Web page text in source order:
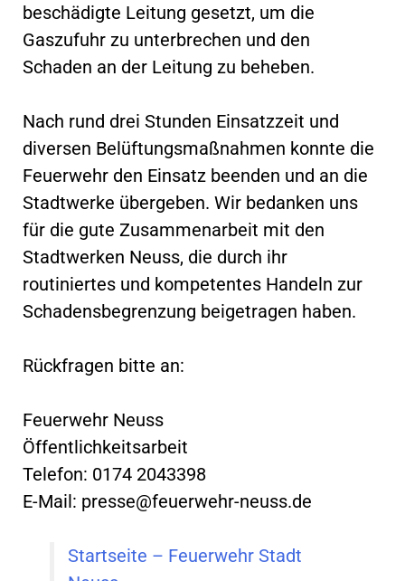
beschädigte Leitung gesetzt, um die
Gaszufuhr zu unterbrechen und den
Schaden an der Leitung zu beheben.
Nach rund drei Stunden Einsatzzeit und
diversen Belüftungsmaßnahmen konnte die
Feuerwehr den Einsatz beenden und an die
Stadtwerke übergeben. Wir bedanken uns
für die gute Zusammenarbeit mit den
Stadtwerken Neuss, die durch ihr
routiniertes und kompetentes Handeln zur
Schadensbegrenzung beigetragen haben.
Rückfragen bitte an:
Feuerwehr Neuss
Öffentlichkeitsarbeit
Telefon: 0174 2043398
E-Mail: presse@feuerwehr-neuss.de
Startseite – Feuerwehr Stadt